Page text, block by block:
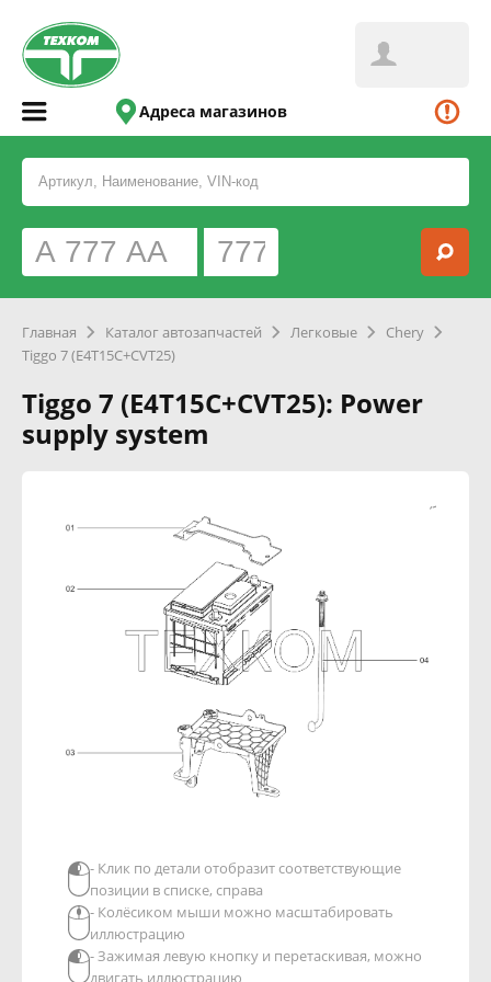
Адреса магазинов
Главная Каталог автозапчастей Легковые
Chery
Tiggo 7 (E4T15C+CVT25)
Tiggo 7 (E4T15C+CVT25): Power
supply system
- Клик по детали отобразит соответствующие
позиции в списке, справа
- Колёсиком мыши можно масштабировать
иллюстрацию
- Зажимая левую кнопку и перетаскивая, можно